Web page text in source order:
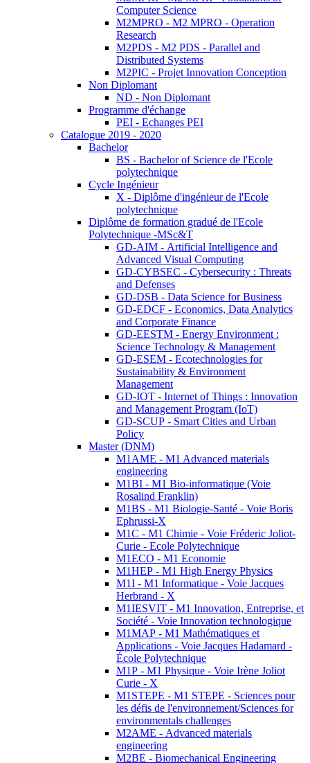
Computer Science
M2MPRO - M2 MPRO - Operation
Research
M2PDS - M2 PDS - Parallel and
Distributed Systems
M2PIC - Projet Innovation Conception
Non Diplomant
ND - Non Diplomant
Programme d'échange
PEI - Echanges PEI
Catalogue 2019 - 2020
Bachelor
BS - Bachelor of Science de l'Ecole
polytechnique
Cycle Ingénieur
X - Diplôme d'ingénieur de l'Ecole
polytechnique
Diplôme de formation gradué de l'Ecole
Polytechnique -MSc&T
GD-AIM - Artificial Intelligence and
Advanced Visual Computing
GD-CYBSEC - Cybersecurity : Threats
and Defenses
GD-DSB - Data Science for Business
GD-EDCF - Economics, Data Analytics
and Corporate Finance
GD-EESTM - Energy Environment :
Science Technology & Management
GD-ESEM - Ecotechnologies for
Sustainability & Environment
Management
GD-IOT - Internet of Things : Innovation
and Management Program (IoT)
GD-SCUP - Smart Cities and Urban
Policy
Master (DNM)
M1AME - M1 Advanced materials
engineering
M1BI - M1 Bio-informatique (Voie
Rosalind Franklin)
M1BS - M1 Biologie-Santé - Voie Boris
Ephrussi-X
M1C - M1 Chimie - Voie Fréderic Joliot-
Curie - Ecole Polytechnique
M1ECO - M1 Economie
M1HEP - M1 High Energy Physics
M1I - M1 Informatique - Voie Jacques
Herbrand - X
M1IESVIT - M1 Innovation, Entreprise, et
Société - Voie Innovation technologique
M1MAP - M1 Mathématiques et
Applications - Voie Jacques Hadamard -
École Polytechnique
M1P - M1 Physique - Voie Irène Joliot
Curie - X
M1STEPE - M1 STEPE - Sciences pour
les défis de l'environnement/Sciences for
environmentals challenges
M2AME - Advanced materials
engineering
M2BE - Biomechanical Engineering